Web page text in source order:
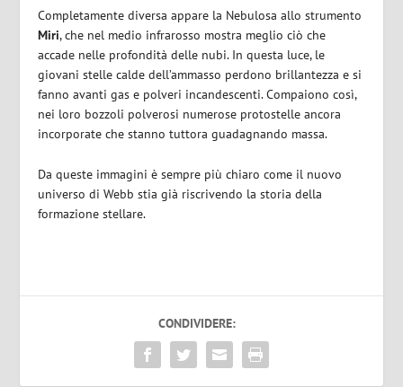
Completamente diversa appare la Nebulosa allo strumento
Miri, che nel medio infrarosso mostra meglio ciò che
accade nelle profondità delle nubi. In questa luce, le
giovani stelle calde dell’ammasso perdono brillantezza e si
fanno avanti gas e polveri incandescenti. Compaiono così,
nei loro bozzoli polverosi numerose protostelle ancora
incorporate che stanno tuttora guadagnando massa.
Da queste immagini è sempre più chiaro come il nuovo
universo di Webb stia già riscrivendo la storia della
formazione stellare.
CONDIVIDERE: